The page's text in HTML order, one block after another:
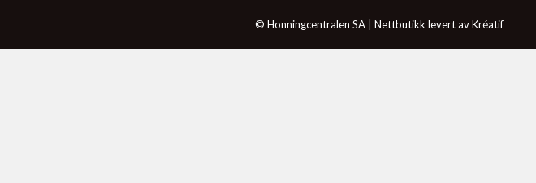
© Honningcentralen SA | Nettbutikk levert av Kréatif